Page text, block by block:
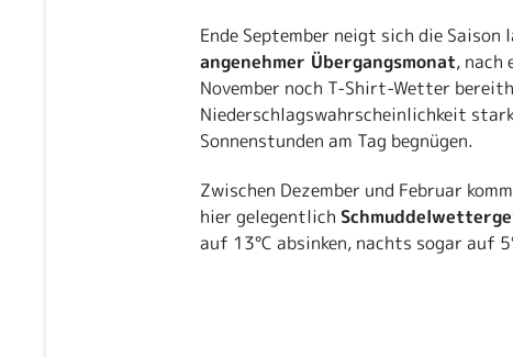
Ende September neigt sich die Saison
angenehmer Übergangsmonat, nach
November noch T-Shirt-Wetter
Niederschlagswahrscheinlichkeit
Sonnenstunden am Tag begnügen.
Zwischen Dezember und Februar
hier gelegentlich
auf 13°C absinken, nachts sogar auf